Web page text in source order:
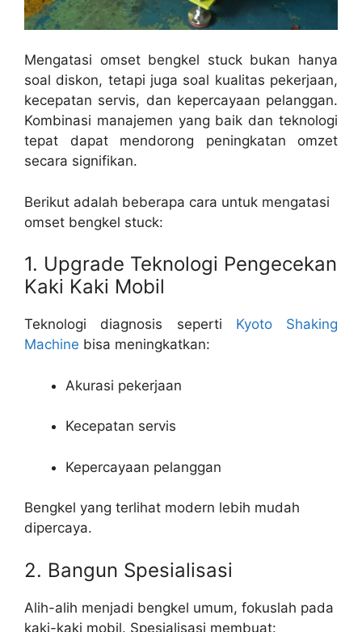
Mengatasi omset bengkel stuck bukan hanya
soal diskon, tetapi juga soal kualitas pekerjaan,
kecepatan servis, dan kepercayaan pelanggan.
Kombinasi manajemen yang baik dan teknologi
tepat dapat mendorong peningkatan omzet
secara signifikan.
Berikut adalah beberapa cara untuk mengatasi
omset bengkel stuck:
1. Upgrade Teknologi Pengecekan
Kaki Kaki Mobil
Teknologi diagnosis seperti Kyoto Shaking
Machine bisa meningkatkan:
Akurasi pekerjaan
Kecepatan servis
Kepercayaan pelanggan
Bengkel yang terlihat modern lebih mudah
dipercaya.
2. Bangun Spesialisasi
Alih-alih menjadi bengkel umum, fokuslah pada
kaki-kaki mobil. Spesialisasi membuat: